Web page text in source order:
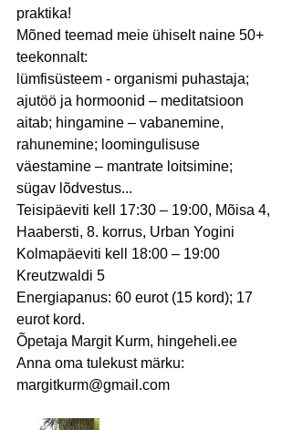
praktika!
Mõned teemad meie ühiselt naine 50+
teekonnalt:
lümfisüsteem - organismi puhastaja;
ajutöö ja hormoonid – meditatsioon
aitab; hingamine – vabanemine,
rahunemine; loomingulisuse
väestamine – mantrate loitsimine;
sügav lõdvestus...
Teisipäeviti kell 17:30 – 19:00, Mõisa 4,
Haabersti, 8. korrus, Urban Yogini
Kolmapäeviti kell 18:00 – 19:00
Kreutzwaldi 5
Energiapanus: 60 eurot (15 kord); 17
eurot kord.
Õpetaja Margit Kurm, hingeheli.ee
Anna oma tulekust märku:
margitkurm@gmail.com